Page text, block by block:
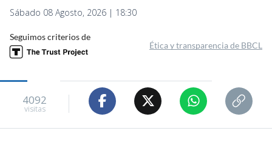
Sábado 08 Agosto, 2026 | 18:30
Seguimos criterios de
Ética y transparencia de BBCL
4092
visitas